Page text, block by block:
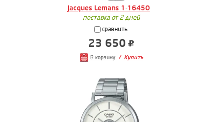
Jacques Lemans 1-1645O
поставка от 2 дней
сравнить
23 650
В корзину Купить